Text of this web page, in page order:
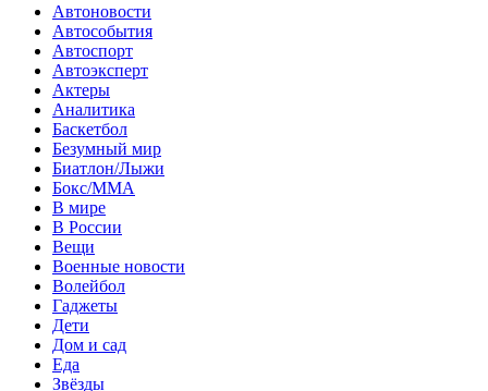
Автоновости
Автособытия
Автоспорт
Автоэксперт
Актеры
Аналитика
Баскетбол
Безумный мир
Биатлон/Лыжи
Бокс/MMA
В мире
В России
Вещи
Военные новости
Волейбол
Гаджеты
Дети
Дом и сад
Еда
Звёзды